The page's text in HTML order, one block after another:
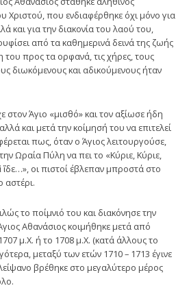
Χριστού, που ενδιαφέρθηκε όχι μόνο για
και για την διακονία του λαού του,
από τα καθημερινά δεινά της ζωής
του προς τα ορφανά, τις χήρες, τους
διωκόμενους και αδικούμενους ήταν
στον Άγιο «μισθό» και τον αξίωσε ήδη
και μετά την κοίμησή του να επιτελεί
πως, όταν ο Άγιος λειτουργούσε,
Ωραία Πύλη να πει το «Κύριε, Κύριε,
οι πιστοί έβλεπαν μπροστά στο
αστέρι.
το ποίμνιό του και διακόνησε την
Αθανάσιος κοιμήθηκε μετά από
μ.Χ. ή το 1708 μ.Χ. (κατά άλλους το
μεταξύ των ετών 1710 – 1713 έγινε
βρέθηκε στο μεγαλύτερο μέρος